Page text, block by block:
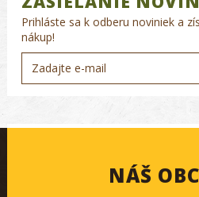
Prihláste sa k odberu noviniek a
nákup!
NÁŠ